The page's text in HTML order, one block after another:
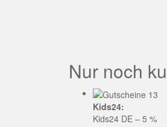
Nur noch
Kids24:
Kids24 DE – 5 %